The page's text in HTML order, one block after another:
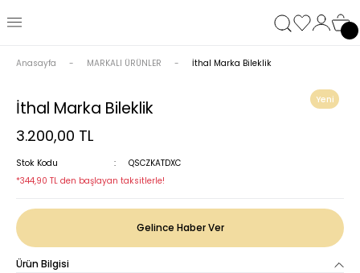
Anasayfa MARKALI ÜRÜNLER İthal Marka Bileklik
Yeni
İthal Marka Bileklik
3.200,00 TL
Stok Kodu
QSCZKATDXC
*344,90 TL den başlayan taksitlerle!
Gelince Haber Ver
Ürün Bilgisi